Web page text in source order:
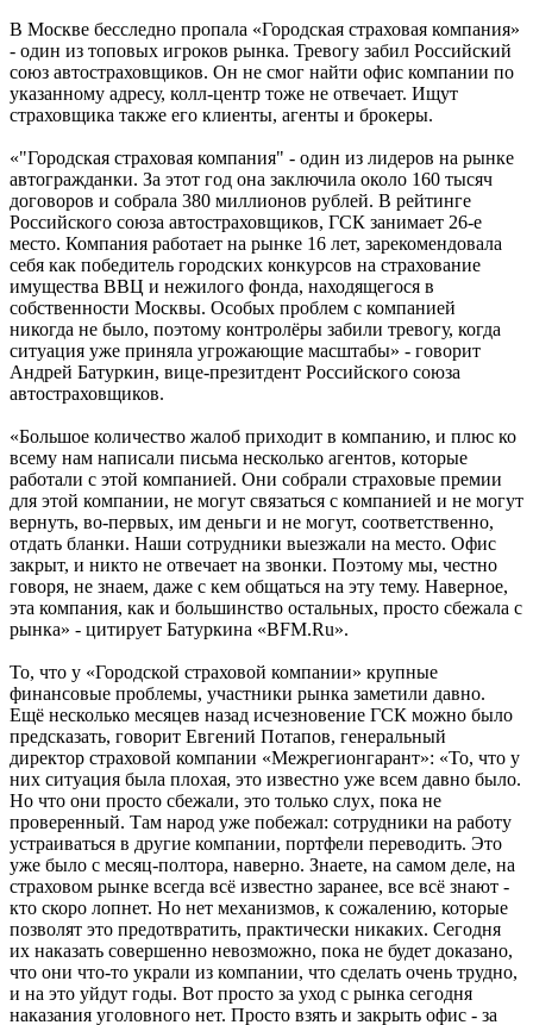
В Москве бесследно пропала «Городская страховая компания»
- один из топовых игроков рынка. Тревогу забил Российский
союз автостраховщиков. Он не смог найти офис компании по
указанному адресу, колл-центр тоже не отвечает. Ищут
страховщика также его клиенты, агенты и брокеры.
«"Городская страховая компания" - один из лидеров на рынке
автогражданки. За этот год она заключила около 160 тысяч
договоров и собрала 380 миллионов рублей. В рейтинге
Российского союза автостраховщиков, ГСК занимает 26-е
место. Компания работает на рынке 16 лет, зарекомендовала
себя как победитель городских конкурсов на страхование
имущества ВВЦ и нежилого фонда, находящегося в
собственности Москвы. Особых проблем с компанией
никогда не было, поэтому контролёры забили тревогу, когда
ситуация уже приняла угрожающие масштабы» - говорит
Андрей Батуркин, вице-презитдент Российского союза
автостраховщиков.
«Большое количество жалоб приходит в компанию, и плюс ко
всему нам написали письма несколько агентов, которые
работали с этой компанией. Они собрали страховые премии
для этой компании, не могут связаться с компанией и не могут
вернуть, во-первых, им деньги и не могут, соответственно,
отдать бланки. Наши сотрудники выезжали на место. Офис
закрыт, и никто не отвечает на звонки. Поэтому мы, честно
говоря, не знаем, даже с кем общаться на эту тему. Наверное,
эта компания, как и большинство остальных, просто сбежала с
рынка» - цитирует Батуркина «BFM.Ru».
То, что у «Городской страховой компании» крупные
финансовые проблемы, участники рынка заметили давно.
Ещё несколько месяцев назад исчезновение ГСК можно было
предсказать, говорит Евгений Потапов, генеральный
директор страховой компании «Межрегионгарант»: «То, что у
них ситуация была плохая, это известно уже всем давно было.
Но что они просто сбежали, это только слух, пока не
проверенный. Там народ уже побежал: сотрудники на работу
устраиваться в другие компании, портфели переводить. Это
уже было с месяц-полтора, наверно. Знаете, на самом деле, на
страховом рынке всегда всё известно заранее, все всё знают -
кто скоро лопнет. Но нет механизмов, к сожалению, которые
позволят это предотвратить, практически никаких. Сегодня
их наказать совершенно невозможно, пока не будет доказано,
что они что-то украли из компании, что сделать очень трудно,
и на это уйдут годы. Вот просто за уход с рынка сегодня
наказания уголовного нет. Просто взять и закрыть офис - за